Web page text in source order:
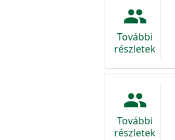
people
További
részletek
people
További
részletek